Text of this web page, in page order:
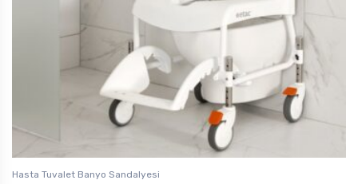
Hasta Tuvalet Banyo Sandalyesi